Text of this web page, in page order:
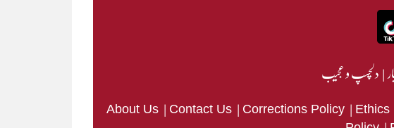
|دلچسپ و عجیب
About Us | Contact Us | Corrections Policy | Ethics